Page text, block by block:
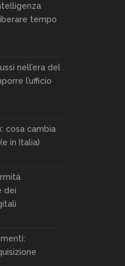
tempo
nell’era del
l’ufficio
cosa cambia
in Italia)
dei